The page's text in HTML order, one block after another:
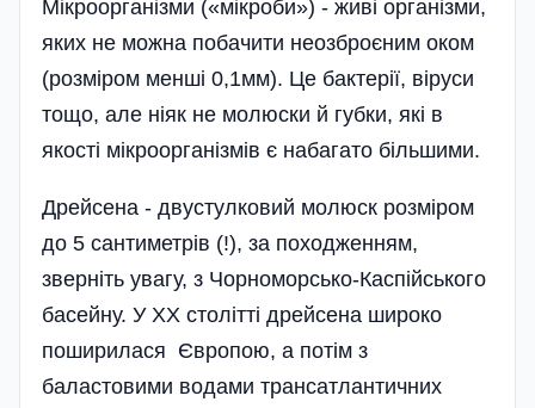
Мікроорганізми («мікроби») - живі організми,
яких не можна побачити неозброєним оком
(розміром менші 0,1мм). Це бактерії, віруси
тощо, але ніяк не молюски й губки, які в
якості мікроорганізмів є набагато більшими.
Дрейсена - двустулковий молюск розміром
до 5 сантиметрів (!), за походженням,
зверніть увагу, з Чорноморсько-Каспійського
басейну. У ХХ столітті дрейсена широко
поширилася Європою, а потім з
баластовими водами трансатлантичних